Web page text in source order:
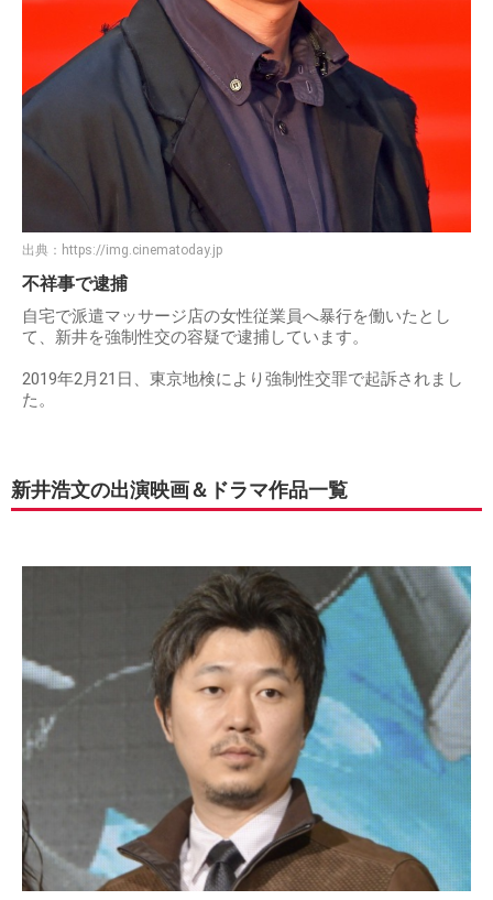
出典： https://img.cinematoday.jp
不祥事で逮捕
自宅で派遣マッサージ店の女性従業員へ暴行を働いたとし
て、新井を強制性交の容疑で逮捕しています。
2019年2月21日、東京地検により強制性交罪で起訴されまし
た。
新井浩文の出演映画＆ドラマ作品一覧